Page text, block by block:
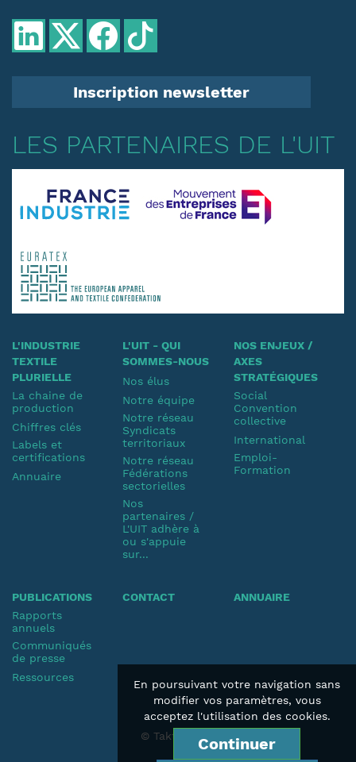
Inscription newsletter
LES PARTENAIRES DE L'UIT
L'INDUSTRIE
TEXTILE
PLURIELLE
La chaine de
production
Chiffres clés
Labels et
certifications
Annuaire
L'UIT - QUI
SOMMES-NOUS
Nos élus
Notre équipe
Notre réseau
Syndicats
territoriaux
Notre réseau
Fédérations
sectorielles
Nos
partenaires /
L'UIT adhère à
ou s'appuie
sur...
NOS ENJEUX /
AXES
STRATÉGIQUES
Social
Convention
collective
International
Emploi-
Formation
PUBLICATIONS
Rapports
annuels
Communiqués
de presse
Ressources
CONTACT ANNUAIRE
© Taktik 2019
En poursuivant votre navigation sans
modifier vos paramètres, vous
acceptez l'utilisation des cookies.
Continuer